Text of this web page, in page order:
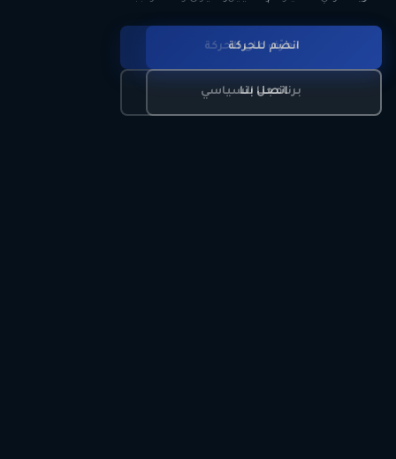
تعرّف على الحركة
برنامجنا السياسي
انضم للحركة
اتصل بنا